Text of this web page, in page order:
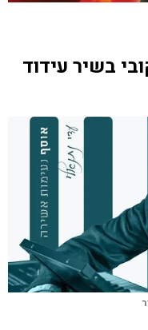
בשיר עידוד